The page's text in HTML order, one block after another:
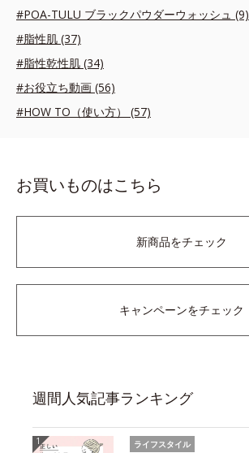
#POA-TULU ブラックパウダーウォッシュ (9)
#脂性肌 (37)
#脂性乾性肌 (34)
#お役立ち動画 (56)
#HOW TO（使い方） (57)
お買いものはこちら
新商品をチェック
キャンペーンをチェック
週間人気記事ランキング
ライフスタイル